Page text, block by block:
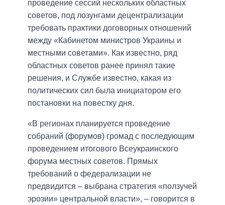
проведение сессий нескольких областных
советов, под лозунгами децентрализации
требовать практики договорных отношений
между «Кабинетом министров Украины и
местными советами». Как известно, ряд
областных советов ранее принял такие
решения, и Службе известно, какая из
политических сил была инициатором его
постановки на повестку дня.
«В регионах планируется проведение
собраний (форумов) громад с последующим
проведением итогового Всеукраинского
форума местных советов. Прямых
требований о федерализации не
предвидится – выбрана стратегия «ползучей
эрозии» центральной власти», – говорится в